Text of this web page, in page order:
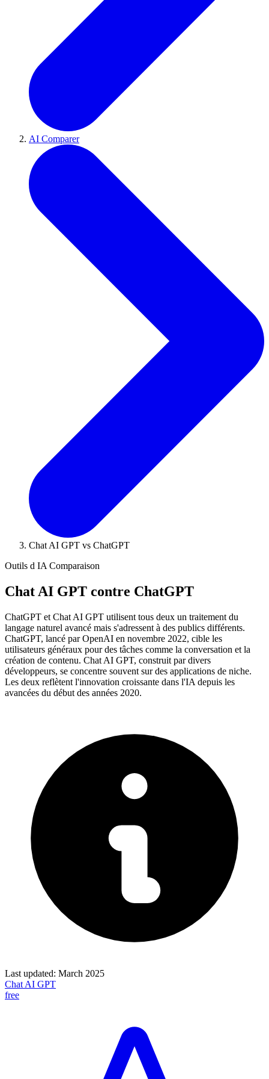
AI Comparer
Chat AI GPT vs ChatGPT
Outils d IA Comparaison
Chat AI GPT contre ChatGPT
ChatGPT et Chat AI GPT utilisent tous deux un traitement du
langage naturel avancé mais s'adressent à des publics différents.
ChatGPT, lancé par OpenAI en novembre 2022, cible les
utilisateurs généraux pour des tâches comme la conversation et la
création de contenu. Chat AI GPT, construit par divers
développeurs, se concentre souvent sur des applications de niche.
Les deux reflètent l'innovation croissante dans l'IA depuis les
avancées du début des années 2020.
Last updated: March 2025
Chat AI GPT
free